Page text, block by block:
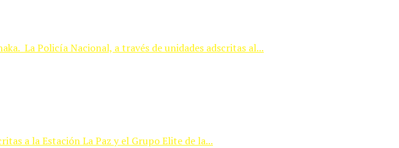
La Policía Nacional, a través de unidades adscritas al...
a la Estación La Paz y el Grupo Elite de la...